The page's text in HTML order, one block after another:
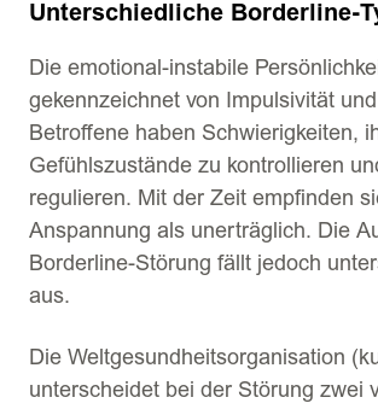
Unterschiedliche Borderline-
Die emotional-instabile
gekennzeichnet von Impulsivität
Betroffene haben Schwierigkeiten,
Gefühlszustände zu kontrollieren
regulieren. Mit der Zeit empfinden
Anspannung als unerträglich. Die
Borderline-Störung fällt jedoch
aus.
Die Weltgesundheitsorganisation
unterscheidet bei der Störung zwei